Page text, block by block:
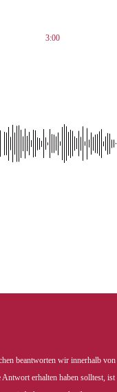
3:00
beantworten wir innerhalb von
erhalten haben solltest,